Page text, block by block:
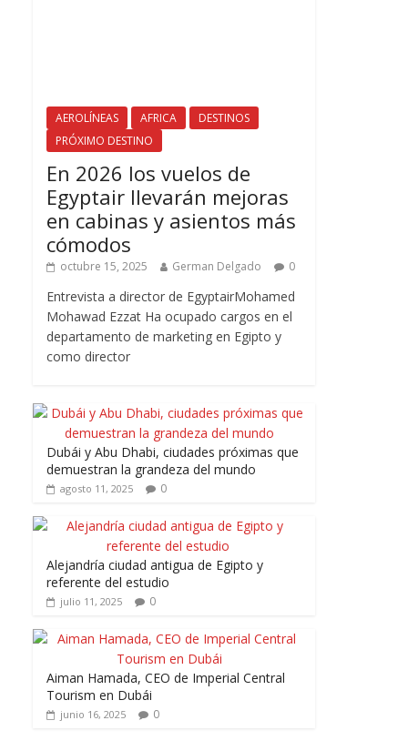
AEROLÍNEAS AFRICA
DESTINOS
PRÓXIMO DESTINO
En 2026 los vuelos de
Egyptair llevarán mejoras
en cabinas y asientos más
cómodos
octubre 15, 2025 German Delgado 0
Entrevista a director de EgyptairMohamed
Mohawad Ezzat Ha ocupado cargos en el
departamento de marketing en Egipto y
como director
Dubái y Abu Dhabi, ciudades próximas que
demuestran la grandeza del mundo
agosto 11, 2025 0
Alejandría ciudad antigua de Egipto y
referente del estudio
julio 11, 2025 0
Aiman Hamada, CEO de Imperial Central
Tourism en Dubái
junio 16, 2025 0